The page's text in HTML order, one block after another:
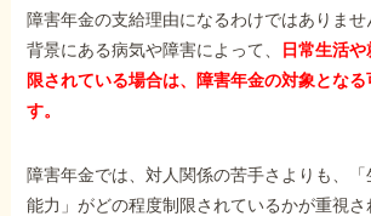
障害年金の支給理由になるわけではありま
背景にある病気や障害によって、
日常生活
限されている場合は、障害年金の対象となる
す。
障害年金では、対人関係の苦手さよりも、
能力」がどの程度制限されているかが重視